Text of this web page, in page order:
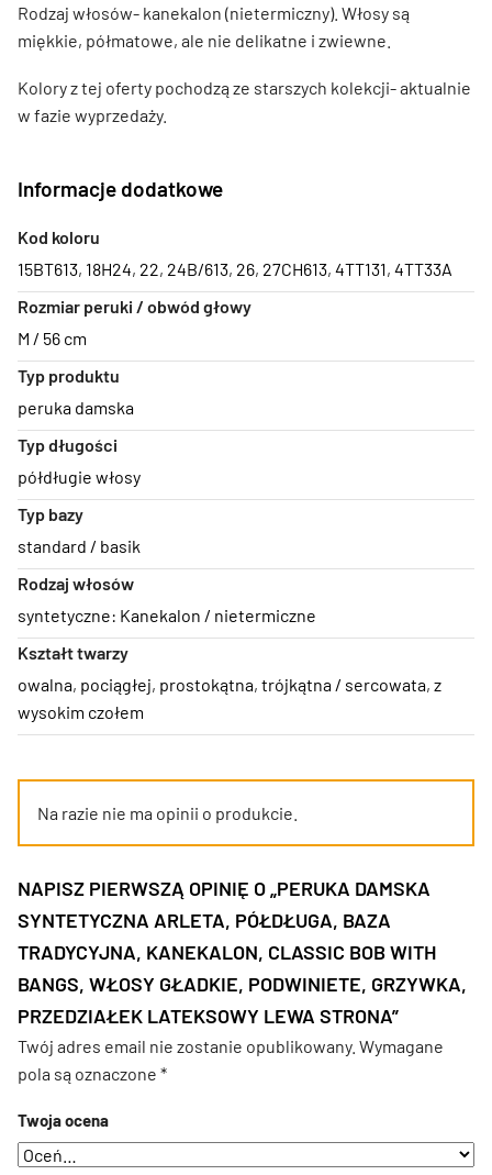
Rodzaj włosów- kanekalon (nietermiczny). Włosy są
miękkie, półmatowe, ale nie delikatne i zwiewne.
Kolory z tej oferty pochodzą ze starszych kolekcji- aktualnie
w fazie wyprzedaży.
Informacje dodatkowe
Kod koloru
15BT613, 18H24, 22, 24B/613, 26, 27CH613, 4TT131, 4TT33A
Rozmiar peruki / obwód głowy
M / 56 cm
Typ produktu
peruka damska
Typ długości
półdługie włosy
Typ bazy
standard / basik
Rodzaj włosów
syntetyczne: Kanekalon / nietermiczne
Kształt twarzy
owalna, pociągłej, prostokątna, trójkątna / sercowata, z
wysokim czołem
Na razie nie ma opinii o produkcie.
NAPISZ PIERWSZĄ OPINIĘ O „PERUKA DAMSKA
SYNTETYCZNA ARLETA, PÓŁDŁUGA, BAZA
TRADYCYJNA, KANEKALON, CLASSIC BOB WITH
BANGS, WŁOSY GŁADKIE, PODWINIETE, GRZYWKA,
PRZEDZIAŁEK LATEKSOWY LEWA STRONA”
Twój adres email nie zostanie opublikowany. Wymagane
pola są oznaczone *
Twoja ocena